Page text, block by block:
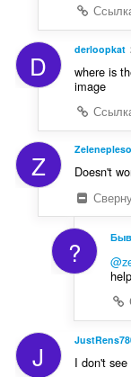
D derloopkat
where is
image
Z Zelenepleso
Doesn't
?
J
I don't